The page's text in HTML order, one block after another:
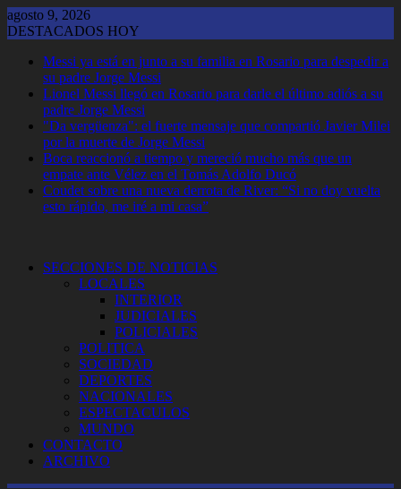
Saltar
al
agosto 9, 2026
DESTACADOS HOY
Messi ya está en junto a su familia en Rosario para despedir a
su padre Jorge Messi
Lionel Messi llegó en Rosario para darle el último adiós a su
padre Jorge Messi
"Da vergüenza": el fuerte mensaje que compartió Javier Milei
por la muerte de Jorge Messi
Boca reaccionó a tiempo y mereció mucho más que un
empate ante Vélez en el Tomás Adolfo Ducó
Coudet sobre una nueva derrota de River: “Si no doy vuelta
esto rápido, me iré a mi casa”
SECCIONES DE NOTICIAS
LOCALES
INTERIOR
JUDICIALES
POLICIALES
POLITICA
SOCIEDAD
DEPORTES
NACIONALES
ESPECTACULOS
MUNDO
CONTACTO
ARCHIVO